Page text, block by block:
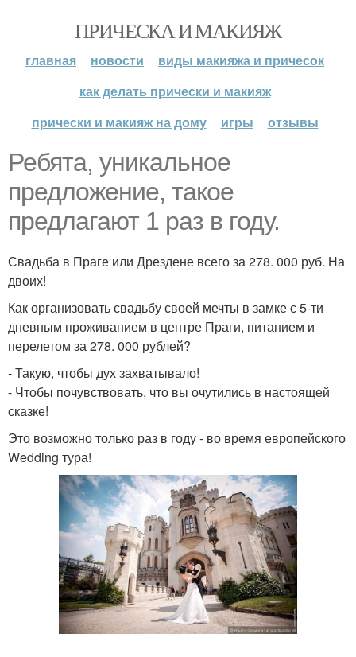
ПРИЧЕСКА И МАКИЯЖ
главная новости
виды макияжа и причесок
как делать прически и макияж
прически и макияж на дому
игры отзывы
Ребята, уникальное
предложение, такое
предлагают 1 раз в году.
Свадьба в Праге или Дрездене всего за 278. 000 руб. На
двоих!
Как организовать свадьбу своей мечты в замке с 5-ти
дневным проживанием в центре Праги, питанием и
перелетом за 278. 000 рублей?
- Такую, чтобы дух захватывало!
- Чтобы почувствовать, что вы очутились в настоящей
сказке!
Это возможно только раз в году - во время европейского
Wedding тура!